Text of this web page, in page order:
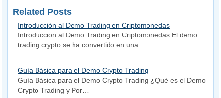
Related Posts
Introducción al Demo Trading en Criptomonedas
Introducción al Demo Trading en Criptomonedas El demo
trading crypto se ha convertido en una…
Guía Básica para el Demo Crypto Trading
Guía Básica para el Demo Crypto Trading ¿Qué es el Demo
Crypto Trading y Por…